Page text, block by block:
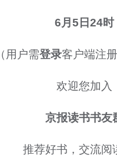
6月5日24时
（用户需登录客户端注
欢迎您加入
京报读书书友
推荐好书，交流阅